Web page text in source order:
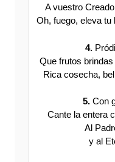
A vuestro
Oh, fuego, eleva tu
4.
Que frutos brindas
Rica cosecha,
5. Con
Cante la entera
Al
y al